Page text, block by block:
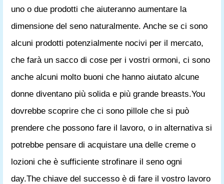
uno o due prodotti che aiuteranno aumentare la
dimensione del seno naturalmente. Anche se ci sono
alcuni prodotti potenzialmente nocivi per il mercato,
che farà un sacco di cose per i vostri ormoni, ci sono
anche alcuni molto buoni che hanno aiutato alcune
donne diventano più solida e più grande breasts.You
dovrebbe scoprire che ci sono pillole che si può
prendere che possono fare il lavoro, o in alternativa si
potrebbe pensare di acquistare una delle creme o
lozioni che è sufficiente strofinare il seno ogni
day.The chiave del successo è di fare il vostro lavoro